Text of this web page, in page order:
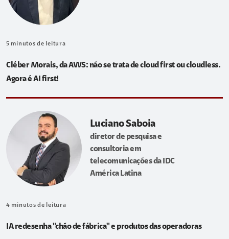
5 minutos de leitura
Cléber Morais, da AWS: não se trata de cloud first ou cloudless.
Agora é AI first!
Luciano Saboia
diretor de pesquisa e
consultoria em
telecomunicações da IDC
América Latina
4 minutos de leitura
IA redesenha "chão de fábrica" e produtos das operadoras